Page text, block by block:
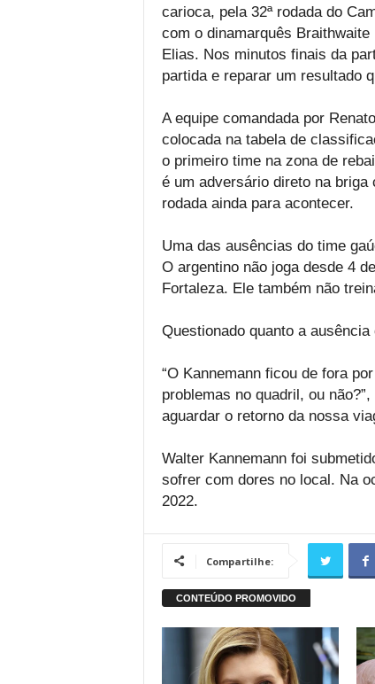
carioca, pela 32ª rodada do
com o dinamarquês
Elias. Nos minutos finais da
partida e reparar um resultado
A equipe comandada por
colocada na tabela de
o primeiro time na zona de
é um adversário direto na
rodada ainda para acontecer.
Uma das ausências do time
O argentino não joga desde 4
Fortaleza. Ele também não
Questionado quanto a
“O Kannemann ficou de fora
problemas no quadril, ou
aguardar o retorno da nossa
Walter Kannemann foi
sofrer com dores no local. Na
2022.
Compartilhe: